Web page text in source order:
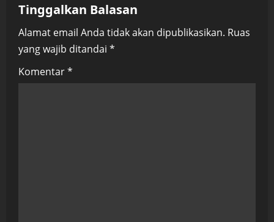
i
g
a
Tinggalkan Balasan
Alamat email Anda tidak akan dipublikasikan. Ruas
yang wajib ditandai *
Komentar*